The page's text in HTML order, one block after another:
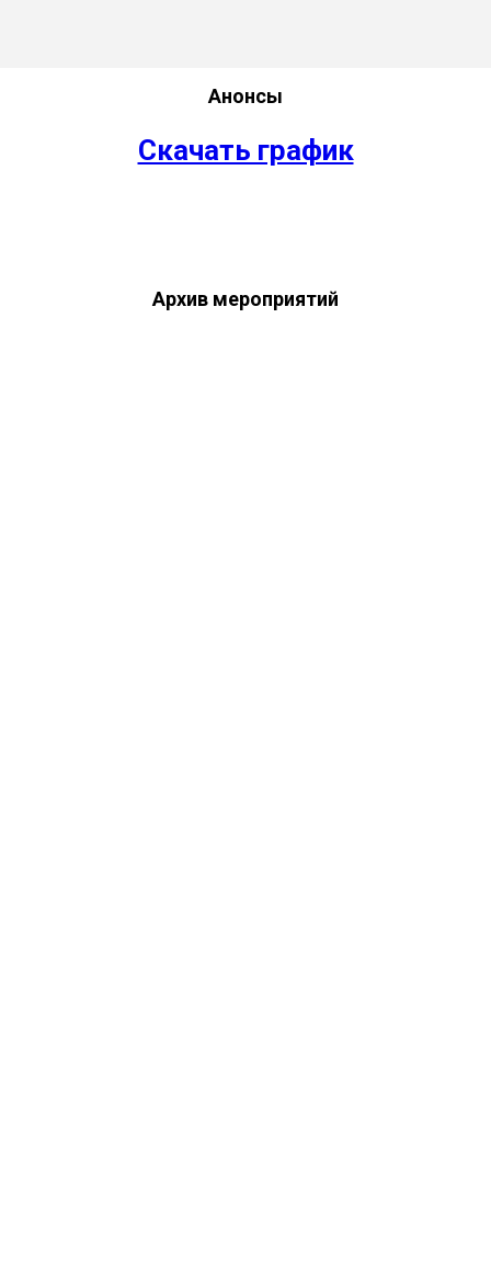
Анонсы
Скачать график
Архив мероприятий